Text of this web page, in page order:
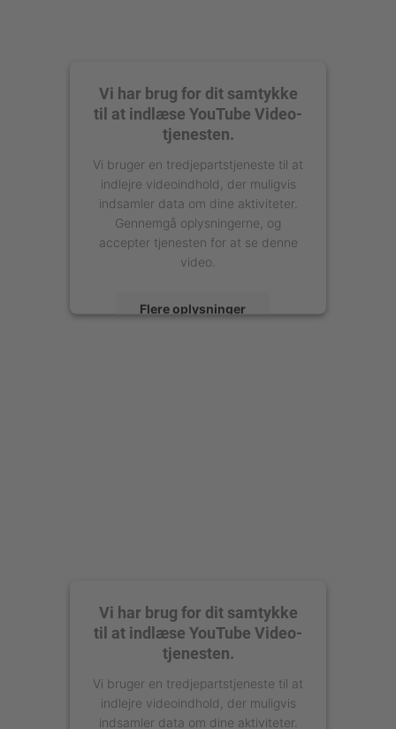
Vi har brug for dit samtykke
til at indlæse YouTube Video-
tjenesten.
Vi bruger en tredjepartstjeneste til at
indlejre videoindhold, der muligvis
indsamler data om dine aktiviteter.
Gennemgå oplysningerne, og
accepter tjenesten for at se denne
video.
Flere oplysninger
Vi har brug for dit samtykke
til at indlæse YouTube Video-
tjenesten.
Vi bruger en tredjepartstjeneste til at
indlejre videoindhold, der muligvis
indsamler data om dine aktiviteter.